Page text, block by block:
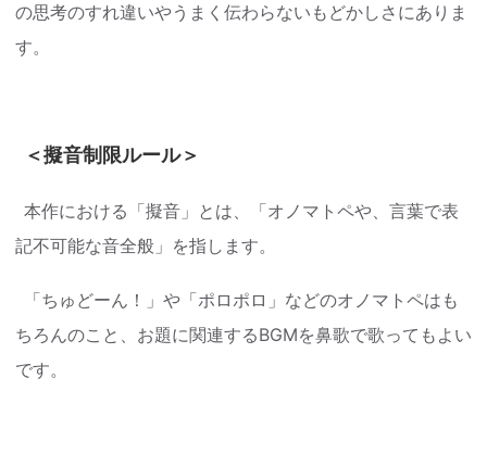
の思考のすれ違いやうまく伝わらないもどかしさにありま
す。
＜擬音制限ルール＞
本作における「擬音」とは、「オノマトペや、言葉で表
記不可能な音全般」を指します。
「ちゅどーん！」や「ポロポロ」などのオノマトペはも
ちろんのこと、お題に関連するBGMを鼻歌で歌ってもよい
です。